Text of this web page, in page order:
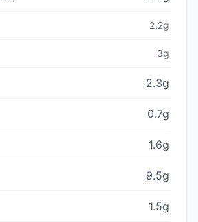
2.2g
3g
2.3g
0.7g
1.6g
9.5g
1.5g